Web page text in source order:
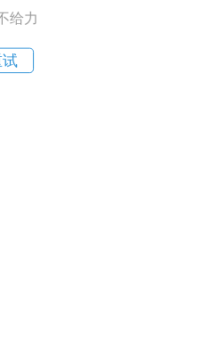
给力